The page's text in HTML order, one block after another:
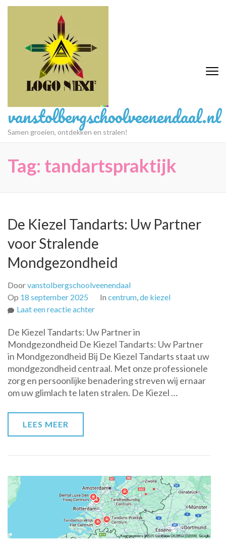
Ga
vanstolbergschoolveenendaal.nl
Samen groeien, ontdekken en stralen!
Tag: tandartspraktijk
De Kiezel Tandarts: Uw Partner
voor Stralende
Mondgezondheid
Doorvanstolbergschoolveenendaal
Op 18 september 2025 In centrum,de kiezel
Laat een reactie achterop
Kiezel
Tandarts:
Uw
Partner
voor
Stralende
De Kiezel Tandarts: Uw Partner in
Mondgezondheid De Kiezel Tandarts: Uw Partner
in Mondgezondheid Bij De Kiezel Tandarts staat uw
mondgezondheid centraal. Met onze professionele
zorg en persoonlijke benadering streven wij ernaar
om uw glimlach te laten stralen. De Kiezel …
LEES MEER